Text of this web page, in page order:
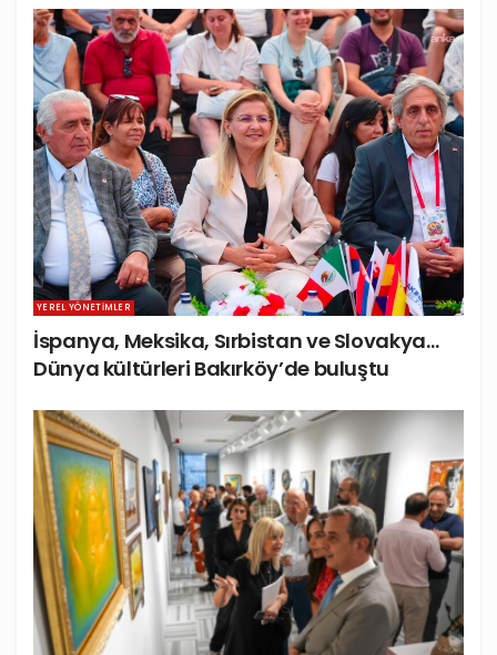
YEREL YÖNETIMLER
İspanya, Meksika, Sırbistan ve Slovakya…
Dünya kültürleri Bakırköy’de buluştu